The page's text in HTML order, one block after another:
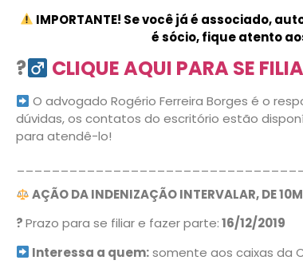
IMPORTANTE! Se você já é associado,
é sócio, fique atento
?‍ CLIQUE AQUI PARA SE
O advogado Rogério Ferreira Borges é o
dúvidas, os contatos do escritório estão
para atendê-lo!
AÇÃO DA INDENIZAÇÃO INTERVALAR, DE
?Prazo para se filiar e fazer parte:16/12/2019
Interessa a quem:somente aos caixas da